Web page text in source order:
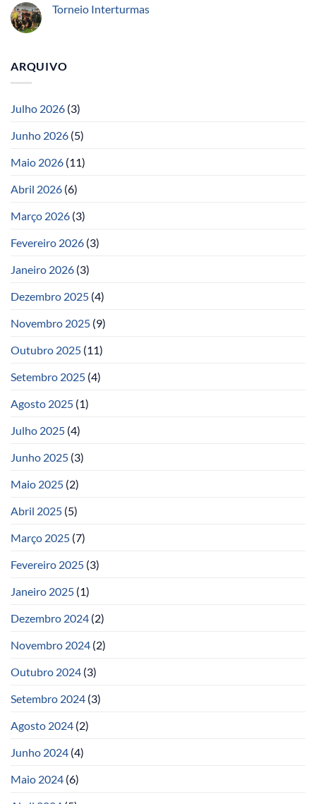
Torneio Interturmas
ARQUIVO
Julho 2026 (3)
Junho 2026 (5)
Maio 2026 (11)
Abril 2026 (6)
Março 2026 (3)
Fevereiro 2026 (3)
Janeiro 2026 (3)
Dezembro 2025 (4)
Novembro 2025 (9)
Outubro 2025 (11)
Setembro 2025 (4)
Agosto 2025 (1)
Julho 2025 (4)
Junho 2025 (3)
Maio 2025 (2)
Abril 2025 (5)
Março 2025 (7)
Fevereiro 2025 (3)
Janeiro 2025 (1)
Dezembro 2024 (2)
Novembro 2024 (2)
Outubro 2024 (3)
Setembro 2024 (3)
Agosto 2024 (2)
Junho 2024 (4)
Maio 2024 (6)